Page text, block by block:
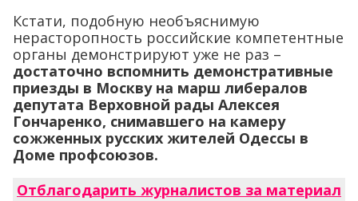
Кстати, подобную необъяснимую
нерасторопность российские компетентные
органы демонстрируют уже не раз –
достаточно вспомнить демонстративные
приезды в Москву на марш либералов
депутата Верховной рады Алексея
Гончаренко, снимавшего на камеру
сожженных русских жителей Одессы в
Доме профсоюзов.
Отблагодарить журналистов за материал